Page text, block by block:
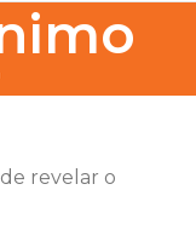
revelar o